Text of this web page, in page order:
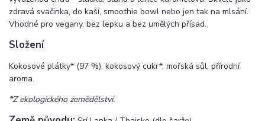
zdravá svačinka, do kaší, smoothie bowl nebo jen tak na mlsání.
Vhodné pro vegany, bez lepku a bez umělých přísad.
Složení
Kokosové plátky* (97 %), kokosový cukr*, mořská sůl, přírodní
aroma.
*Z ekologického zemědělství.